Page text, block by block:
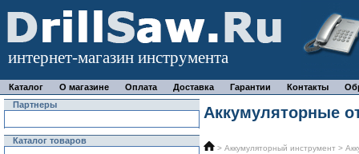
интернет-магазин инструмента
Каталог О магазине Оплата Доставка Гарантии Контакты
Партнеры
Каталог товаров
Аккумуляторные
> Аккумуляторный инструмент >